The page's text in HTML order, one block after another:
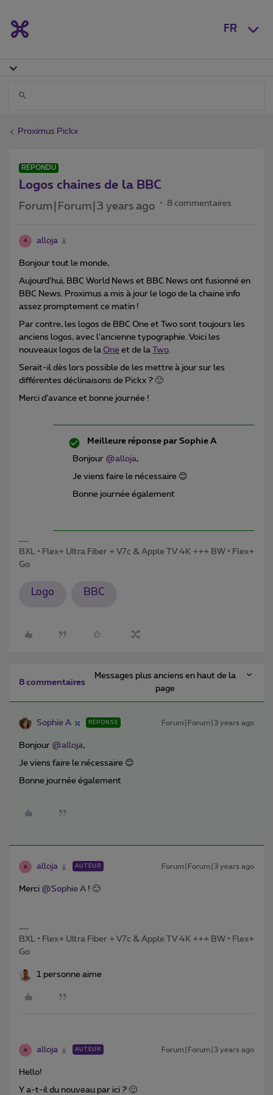
FR
Proximus Pickx
RÉPONDU
Logos chaines de la BBC
Forum|Forum|3 years ago 8 commentaires
A alloja
Bonjour tout le monde,
Aujourd’hui, BBC World News et BBC News ont fusionné en
BBC News. Proximus a mis à jour le logo de la chaine info
assez promptement ce matin !
Par contre, les logos de BBC One et Two sont toujours les
anciens logos, avec l’ancienne typographie. Voici les
nouveaux logos de la One et de la Two
Serait-il dès lors possible de les mettre à jour sur les
différentes déclinaisons de Pickx ? 🙂
Merci d’avance et bonne journée !
Meilleure réponse par Sophie A
Bonjour @alloja,
Je viens faire le nécessaire 😊
Bonne journée également
BXL • Flex+ Ultra Fiber + V7c & Apple TV 4K +++ BW • Flex+
Go
Logo BBC
8 commentaires
Messages plus anciens en haut de la
page
Sophie A RÉPONSE Forum|Forum|3 years ago
Bonjour @alloja,
Je viens faire le nécessaire 😊
Bonne journée également
A alloja AUTEUR Forum|Forum|3 years ago
Merci @Sophie A ! 🙂
BXL • Flex+ Ultra Fiber + V7c & Apple TV 4K +++ BW • Flex+
Go
1 personne aime
A alloja AUTEUR Forum|Forum|3 years ago
Hello!
Y a-t-il du nouveau par ici ? 🙂